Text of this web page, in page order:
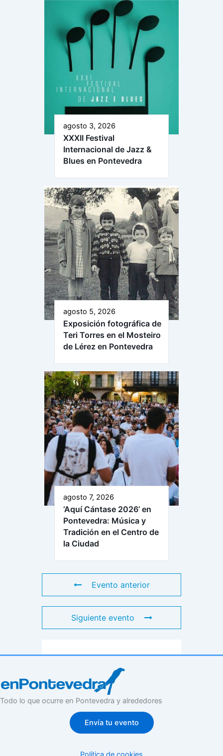
agosto 3, 2026
XXXII Festival
Internacional de Jazz &
Blues en Pontevedra
agosto 5, 2026
Exposición fotográfica de
Teri Torres en el Mosteiro
de Lérez en Pontevedra
agosto 7, 2026
‘Aquí Cántase 2026’ en
Pontevedra: Música y
Tradición en el Centro de
la Ciudad
Evento anterior
Siguiente evento
Todo lo que ocurre en Pontevedra y alrededores
Envía tu evento